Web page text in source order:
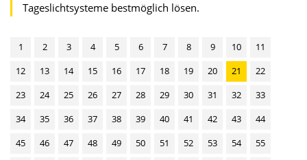
Tageslichtsysteme bestmöglich lösen.
1 2 3 4 5 6 7 8 9 10
11
12
13 14 15 16 17 18 19 20 21
22
23
24 25 26 27 28 29 30 31 32
33
34
35 36 37 38 39 40 41 42 43
44
45
46 47 48 49 50 51 52 53 54
55